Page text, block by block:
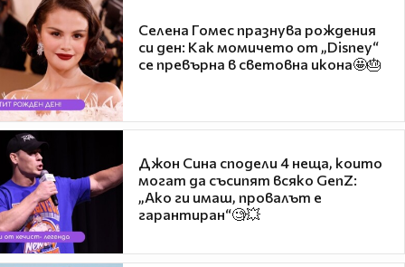
Селена Гомес празнува рождения
си ден: Как момичето от „Disney“
се превърна в световна икона🤩🎂
Джон Сина сподели 4 неща, които
могат да съсипят всяко GenZ:
„Ако ги имаш, провалът е
гарантиран“🧐💥